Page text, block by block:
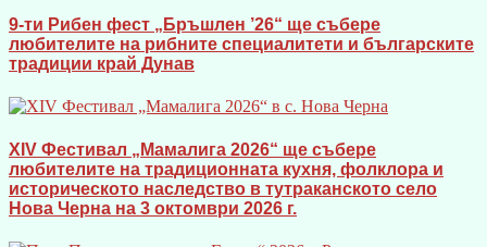
9-ти Рибен фест „Бръшлен ’26“ ще събере
любителите на рибните специалитети и българските
традиции край Дунав
XIV Фестивал „Мамалига 2026“ ще събере
любителите на традиционната кухня, фолклора и
историческото наследство в тутраканското село
Нова Черна на 3 октомври 2026 г.